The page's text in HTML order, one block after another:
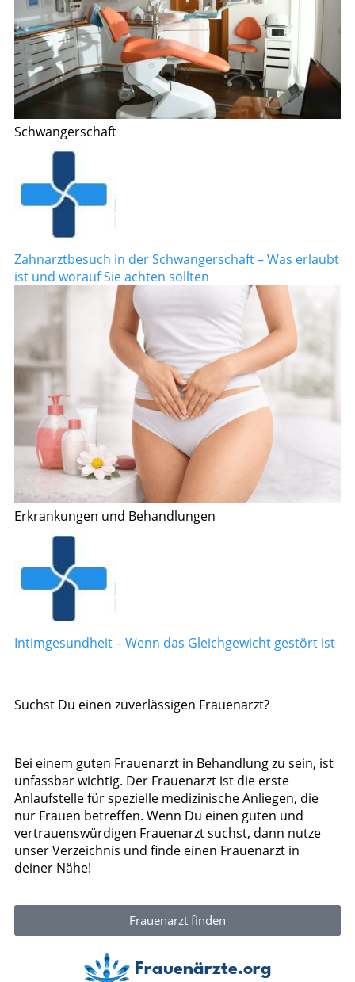
Schwangerschaft
Zahnarztbesuch in der Schwangerschaft – Was erlaubt
ist und worauf Sie achten sollten
Erkrankungen und Behandlungen
Intimgesundheit – Wenn das Gleichgewicht gestört ist
Suchst Du einen zuverlässigen Frauenarzt?
Bei einem guten Frauenarzt in Behandlung zu sein, ist
unfassbar wichtig. Der Frauenarzt ist die erste
Anlaufstelle für spezielle medizinische Anliegen, die
nur Frauen betreffen. Wenn Du einen guten und
vertrauenswürdigen Frauenarzt suchst, dann nutze
unser Verzeichnis und finde einen Frauenarzt in
deiner Nähe!
Frauenarzt finden